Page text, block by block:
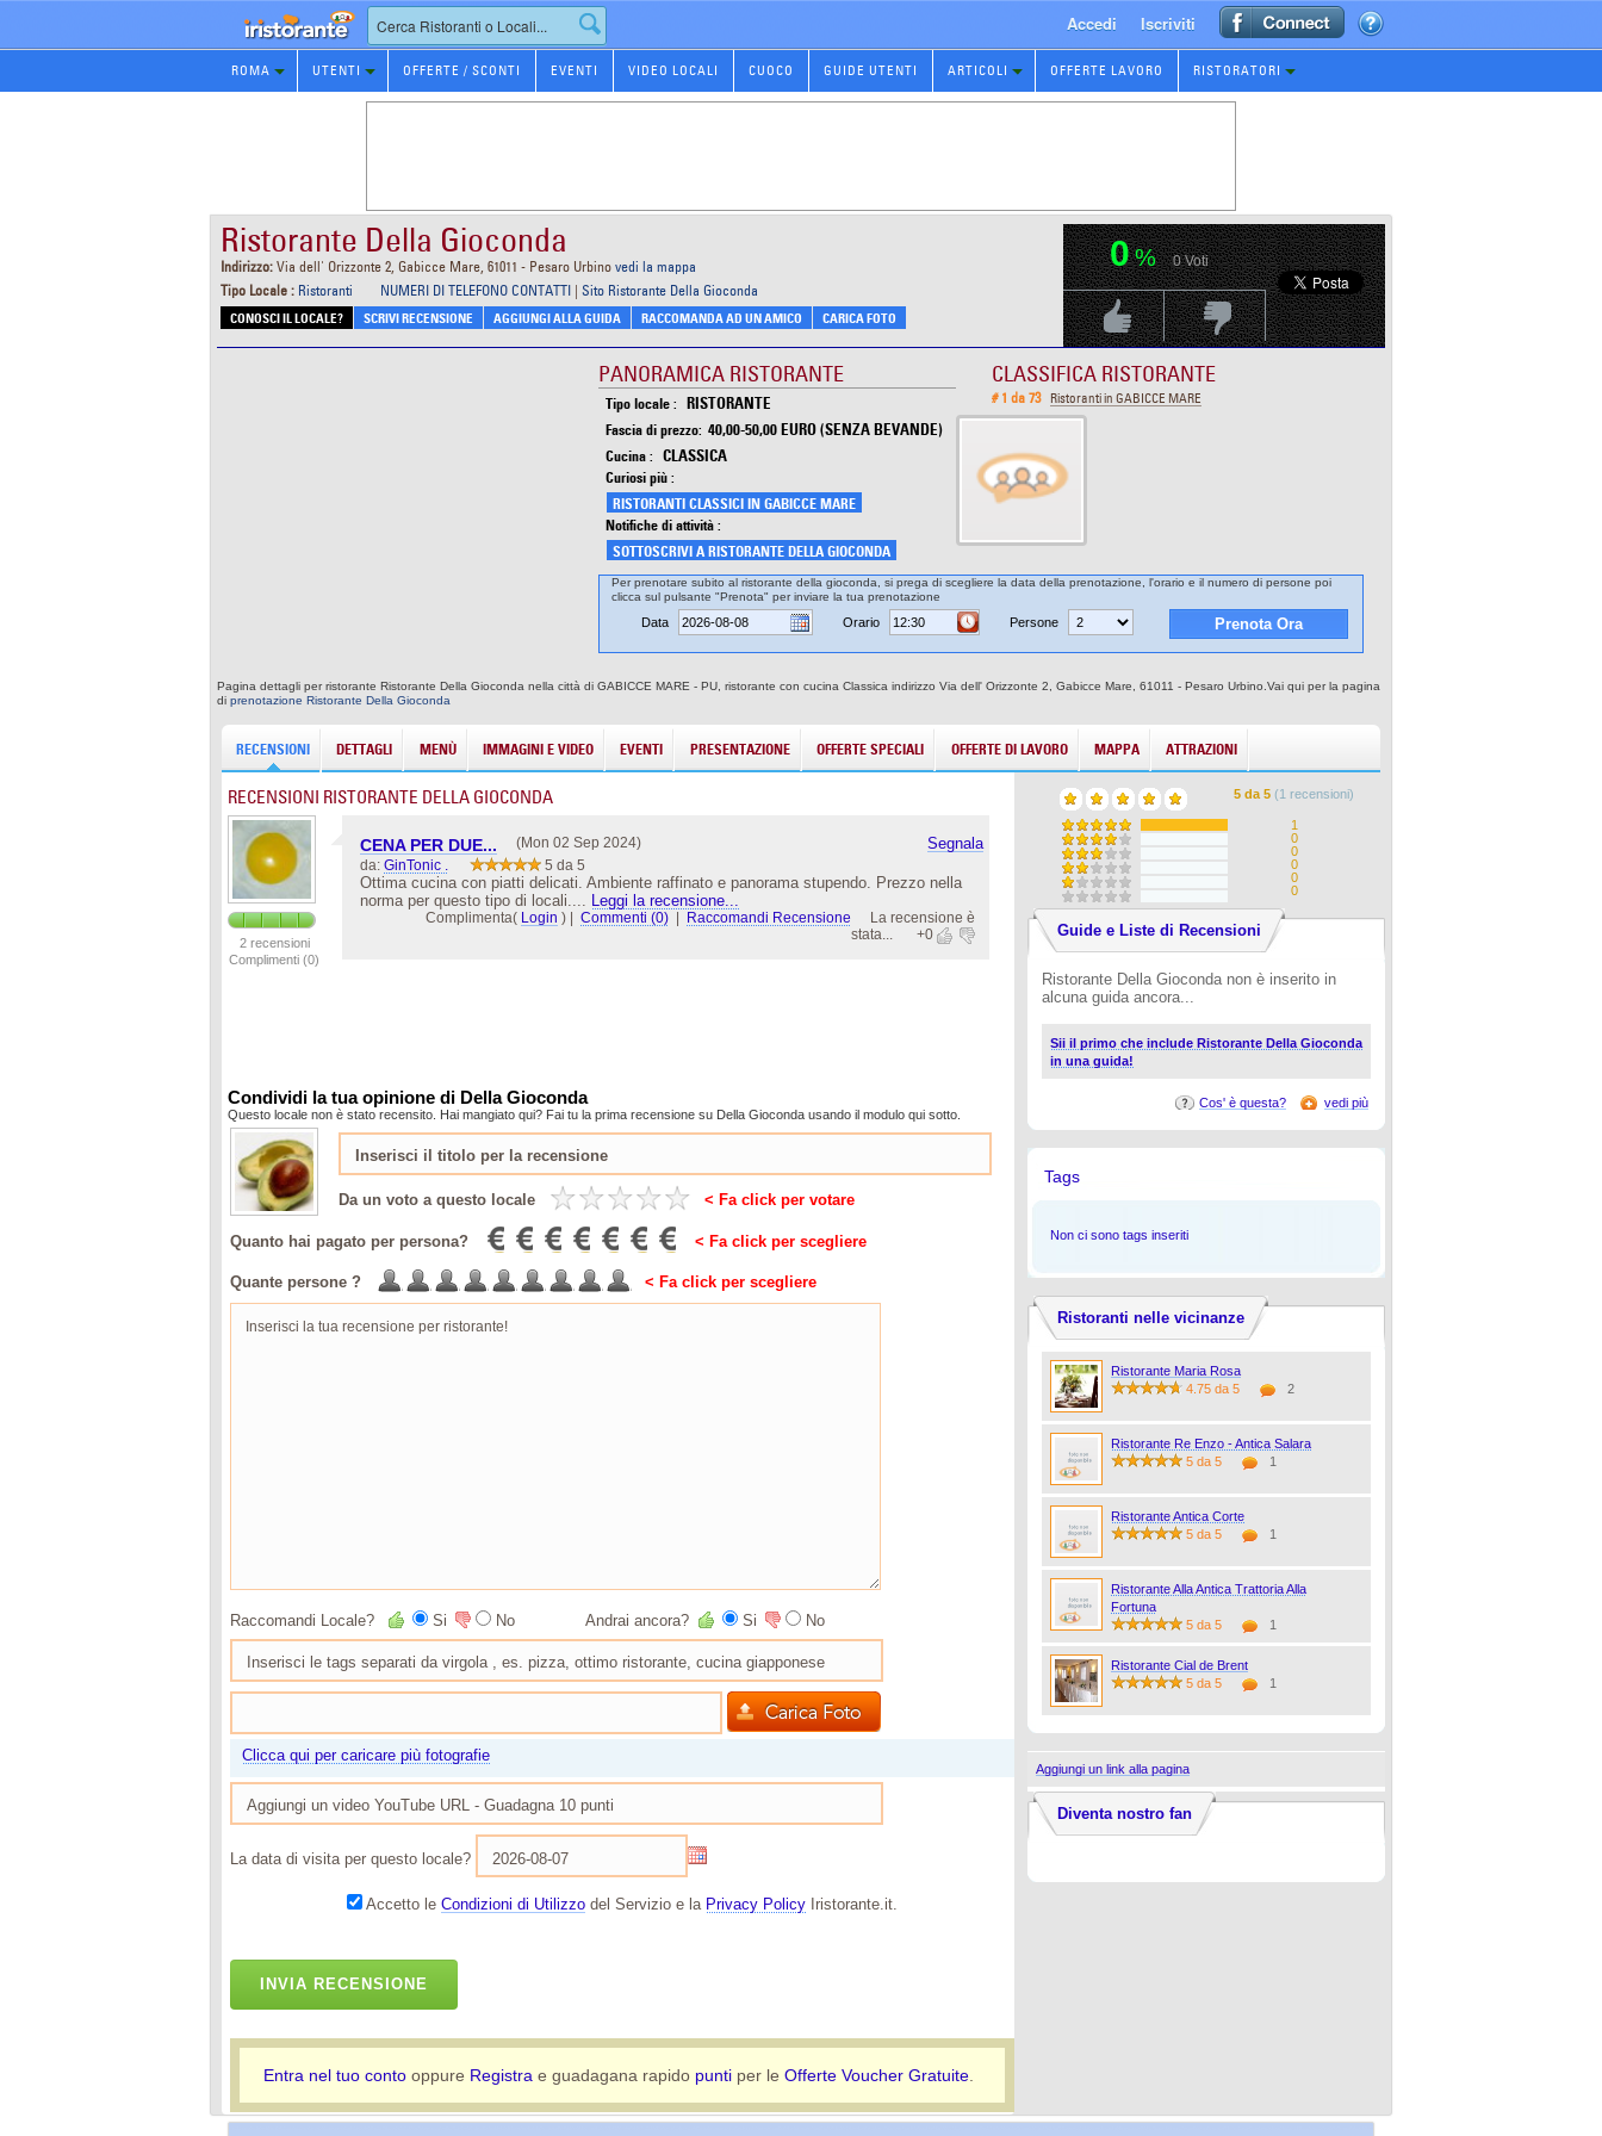
Prenotazione
Ristorante
Accedi Iscriviti
ROMA UTENTI OFFERTE / SCONTI EVENTI VIDEO LOCALI CUOCO GUIDE UTENTI ARTICOLI OFFERTE LAVORO RISTORATORI
Ristorante Della Gioconda
Indirizzo: Via dell' Orizzonte 2, Gabicce Mare, 61011 - Pesaro Urbino vedi la mappa
Tipo Locale : Ristoranti NUMERI DI TELEFONO CONTATTI | Sito Ristorante Della Gioconda
CONOSCI IL LOCALE? SCRIVI RECENSIONE AGGIUNGI ALLA GUIDA RACCOMANDA AD UN AMICO CARICA FOTO
0% 0Voti
Voti PositivoVoti Negativo
PANORAMICA RISTORANTE
Tipo locale : RISTORANTE
Fascia di prezzo: 40,00-50,00 EURO (SENZA BEVANDE)
Cucina : CLASSICA
Curiosi più :
RISTORANTI CLASSICI IN GABICCE MARE
Notifiche di attività :
SOTTOSCRIVI A RISTORANTE DELLA GIOCONDA
CLASSIFICA RISTORANTE
# 1 da 73 Ristoranti in GABICCE MARE
Per prenotare subito al ristorante della gioconda, si prega di scegliere la data della prenotazione, l'orario e il numero di persone poi
clicca sul pulsante "Prenota" per inviare la tua prenotazione
Data Orario Persone
Pagina dettagli per ristorante Ristorante Della Gioconda nella città di GABICCE MARE - PU, ristorante con cucina Classica indirizzo Via dell' Orizzonte 2, Gabicce Mare, 61011 - Pesaro Urbino.Vai qui per la pagina
di prenotazione Ristorante Della Gioconda
RECENSIONI DETTAGLI MENÙ IMMAGINI E VIDEO EVENTI PRESENTAZIONE OFFERTE SPECIALI OFFERTE DI LAVORO MAPPA ATTRAZIONI
RECENSIONI RISTORANTE DELLA GIOCONDA
2 recensioni
Complimenti (0)
CENA PER DUE... (Mon 02 Sep 2024) Segnala
da: GinTonic . 5 da 5
Ottima cucina con piatti delicati. Ambiente raffinato e panorama stupendo. Prezzo nella
norma per questo tipo di locali....
Leggi la recensione...
Complimenta( Login ) Commenti (0) Raccomandi Recensione
La recensione è
stata...
+0
Condividi la tua opinione di Della Gioconda
Questo locale non è stato recensito. Hai mangiato qui? Fai tu la prima recensione su Della Gioconda usando il modulo qui sotto.
Da un voto a questo locale < Fa click per votare
Quanto hai pagato per persona? < Fa click per scegliere
Quante persone ? < Fa click per scegliere
Raccomandi Locale? Si No Andrai ancora? Si No
Clicca qui per caricare più fotografie
La data di visita per questo locale?
Accetto le Condizioni di Utilizzodel Servizio e la Privacy PolicyIristorante.it.
INVIA RECENSIONE
Entra nel tuo contooppure Registra e guadagana rapido puntiper le Offerte Voucher Gratuite.
5da5 (1recensioni)
1
0
0
0
0
0
Guide e Liste di Recensioni
Ristorante Della Gioconda non è inserito in
alcuna guida ancora...
Sii il primo che include Ristorante Della Gioconda
in una guida!
Cos' è questa? vedi più
Tags
Non ci sono tags inseriti
Ristoranti nelle vicinanze
Ristorante Maria Rosa
4.75 da 5
2
Ristorante Re Enzo - Antica Salara
5 da 5
1
Ristorante Antica Corte
5 da 5
1
Ristorante Alla Antica Trattoria Alla
Fortuna
5 da 5
1
Ristorante Cial de Brent
5 da 5
1
Aggiungi un link alla pagina
Diventa nostro fan